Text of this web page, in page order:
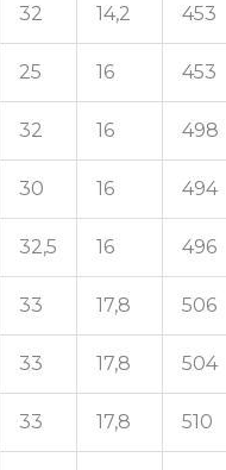
32 14,2 453
25 16 453
32 16 498
30 16 494
32,5 16 496
33 17,8 506
33 17,8 504
33 17,8 510